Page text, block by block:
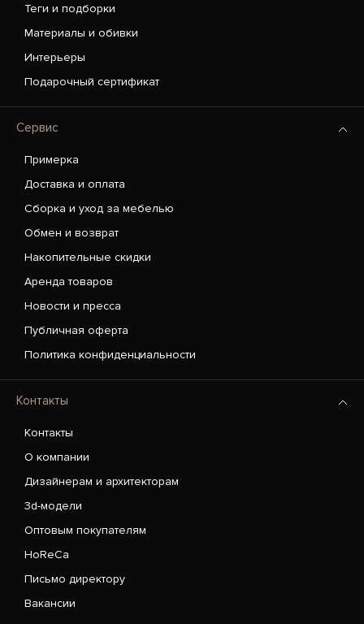
Теги и подборки
Материалы и обивки
Интерьеры
Подарочный сертификат
Сервис
Примерка
Доставка и оплата
Сборка и уход за мебелью
Обмен и возврат
Накопительные скидки
Аренда товаров
Новости и пресса
Публичная оферта
Политика конфиденциальности
Контакты
Контакты
О компании
Дизайнерам и архитекторам
3d-модели
Оптовым покупателям
HoReCa
Письмо директору
Вакансии